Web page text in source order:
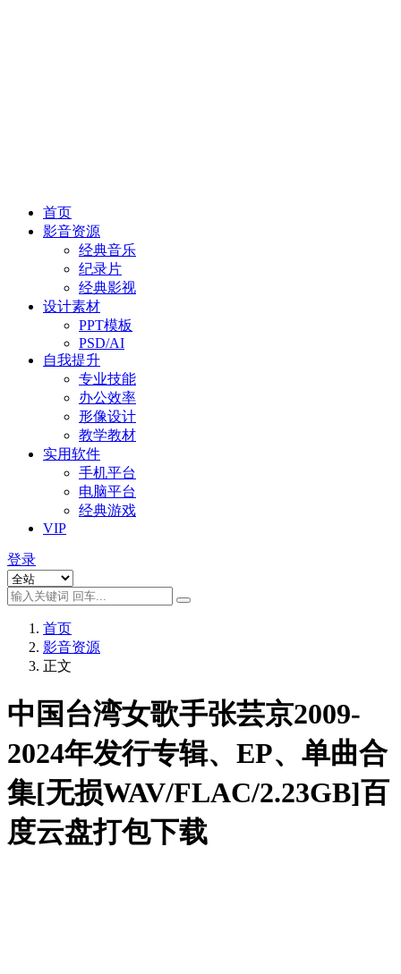
首页
影音资源
经典音乐
纪录片
经典影视
设计素材
PPT模板
PSD/AI
自我提升
专业技能
办公效率
形像设计
教学教材
实用软件
手机平台
电脑平台
经典游戏
VIP
登录
首页
影音资源
正文
中国台湾女歌手张芸京2009-
2024年发行专辑、EP、单曲合
集[无损WAV/FLAC/2.23GB]百
度云盘打包下载